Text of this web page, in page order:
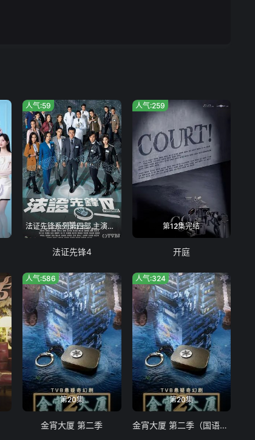
法证先锋系列第四部,主演阵容全面更换
人气:59
法证先锋4
第12集完结
人气:259
开庭
第20集
人气:586
金宵大厦 第二季
第20集
人气:324
金宵大厦 第二季（国语版）